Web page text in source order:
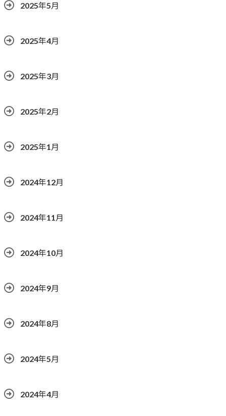
2025年5月
2025年4月
2025年3月
2025年2月
2025年1月
2024年12月
2024年11月
2024年10月
2024年9月
2024年8月
2024年5月
2024年4月